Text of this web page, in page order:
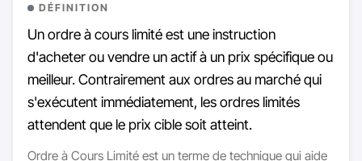
DÉFINITION
Un ordre à cours limité est une instruction
d'acheter ou vendre un actif à un prix spécifique ou
meilleur. Contrairement aux ordres au marché qui
s'exécutent immédiatement, les ordres limités
attendent que le prix cible soit atteint.
Ordre à Cours Limité est un terme de technique qui aide